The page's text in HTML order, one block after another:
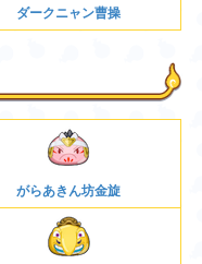
ダークニャン曹操
がらあきん坊金旋